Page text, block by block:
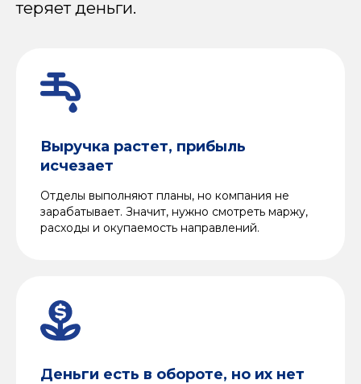
теряет деньги.
Выручка растет, прибыль
исчезает
Отделы выполняют планы, но компания не
зарабатывает. Значит, нужно смотреть маржу,
расходы и окупаемость направлений.
Деньги есть в обороте, но их нет